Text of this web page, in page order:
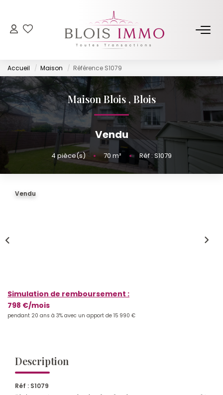
NOS BIENS
Acheter
Louer
Biens Vendus Et Loués
Off Market
ESTIMER
Nos Partenaires
Accueil Maison Référence S1079
Maison Blois , Blois
Vendu
4 pièce(s) • 70 m² • Réf : S1079
Vendu
Simulation de remboursement :
798 €/mois
pendant 20 ans à 3% avec un apport de 15 990 €
Description
Réf : S1079